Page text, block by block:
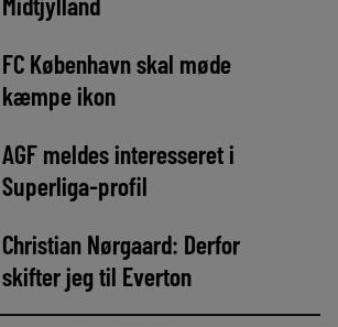
FC København skal møde
kæmpe ikon
AGF meldes interesseret i
Superliga-profil
Christian Nørgaard: Derfor
skifter jeg til Everton